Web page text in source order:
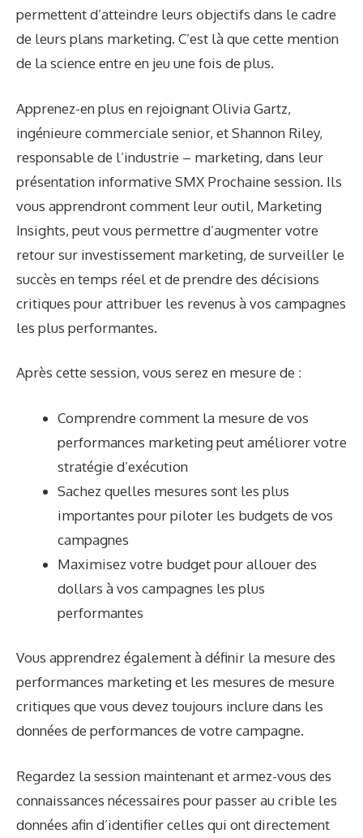
permettent d’atteindre leurs objectifs dans le cadre
de leurs plans marketing. C’est là que cette mention
de la science entre en jeu une fois de plus.
Apprenez-en plus en rejoignant Olivia Gartz,
ingénieure commerciale senior, et Shannon Riley,
responsable de l’industrie – marketing, dans leur
présentation informative SMX Prochaine session. Ils
vous apprendront comment leur outil, Marketing
Insights, peut vous permettre d’augmenter votre
retour sur investissement marketing, de surveiller le
succès en temps réel et de prendre des décisions
critiques pour attribuer les revenus à vos campagnes
les plus performantes.
Après cette session, vous serez en mesure de :
Comprendre comment la mesure de vos
performances marketing peut améliorer votre
stratégie d’exécution
Sachez quelles mesures sont les plus
importantes pour piloter les budgets de vos
campagnes
Maximisez votre budget pour allouer des
dollars à vos campagnes les plus
performantes
Vous apprendrez également à définir la mesure des
performances marketing et les mesures de mesure
critiques que vous devez toujours inclure dans les
données de performances de votre campagne.
Regardez la session maintenant et armez-vous des
connaissances nécessaires pour passer au crible les
données afin d’identifier celles qui ont directement